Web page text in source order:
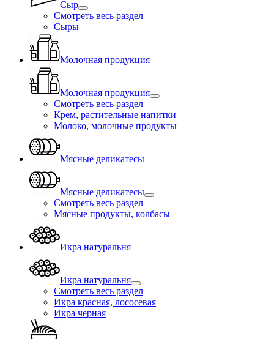
Сыр
Смотреть весь раздел
Сыры
Молочная продукция
Молочная продукция
Смотреть весь раздел
Крем, растительные напитки
Молоко, молочные продукты
Мясные деликатесы
Мясные деликатесы
Смотреть весь раздел
Мясные продукты, колбасы
Икра натуральня
Икра натуральня
Смотреть весь раздел
Икра красная, лососевая
Икра черная